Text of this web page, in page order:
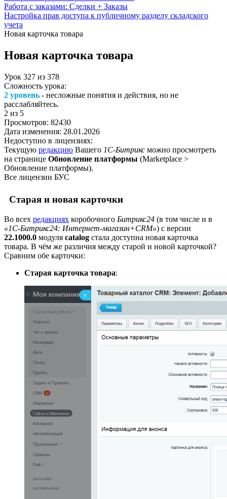
Работа с заказами: Сделки + Заказы
Настройка прав доступа к публичному разделу складского
учета
Новая карточка товара
Новая карточка товара
Урок 327 из 378
Сложность урока:
2 уровень - несложные понятия и действия, но не
расслабляйтесь.
2 из 5
Просмотров: 82430
Дата изменения: 28.01.2026
Недоступно в лицензиях:
Текущую редакцию Вашего 1С-Битрикс можно просмотреть
на странице Обновление платформы (Marketplace >
Обновление платформы).
Все лицензии БУС
Старая и новая карточки
Во всех редакциях коробочного Битрикс24 (в том числе и в
«1С-Битрикс24: Интернет-магазин+CRM») с версии
22.1000.0 модуля catalog стала доступна новая карточка
товара. В чём же различия между старой и новой карточкой?
Сравним обе карточки:
Старая карточка товара: